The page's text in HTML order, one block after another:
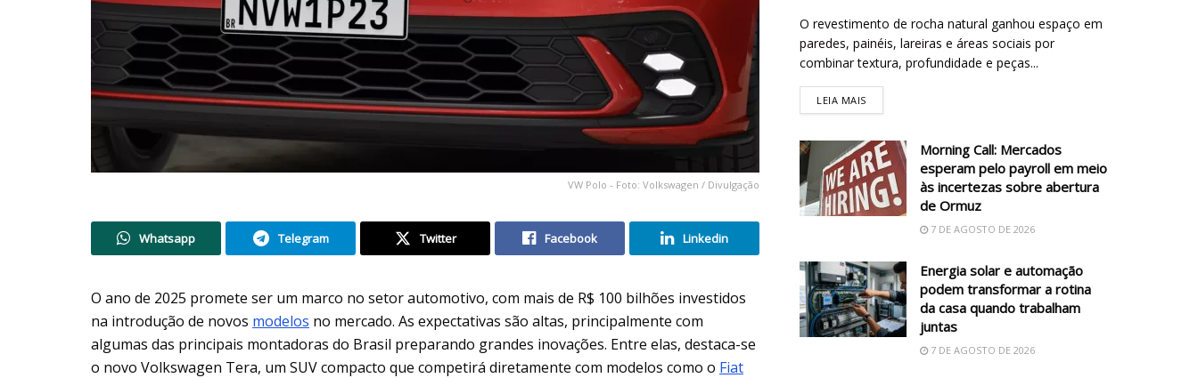
VW Polo - Foto: Volkswagen / Divulgação
Whatsapp Telegram Twitter Facebook Linkedin
O ano de 2025 promete ser um marco no setor automotivo, com mais de R$ 100 bilhões investidos
na introdução de novos modelos no mercado. As expectativas são altas, principalmente com
algumas das principais montadoras do Brasil preparando grandes inovações. Entre elas, destaca-se
o novo Volkswagen Tera, um SUV compacto que competirá diretamente com modelos como o Fiat
O revestimento de rocha natural ganhou espaço em
paredes, painéis, lareiras e áreas sociais por
combinar textura, profundidade e peças...
LEIA MAIS
Morning Call: Mercados
esperam pelo payroll em meio
às incertezas sobre abertura
de Ormuz
7 DE AGOSTO DE 2026
Energia solar e automação
podem transformar a rotina
da casa quando trabalham
juntas
7 DE AGOSTO DE 2026